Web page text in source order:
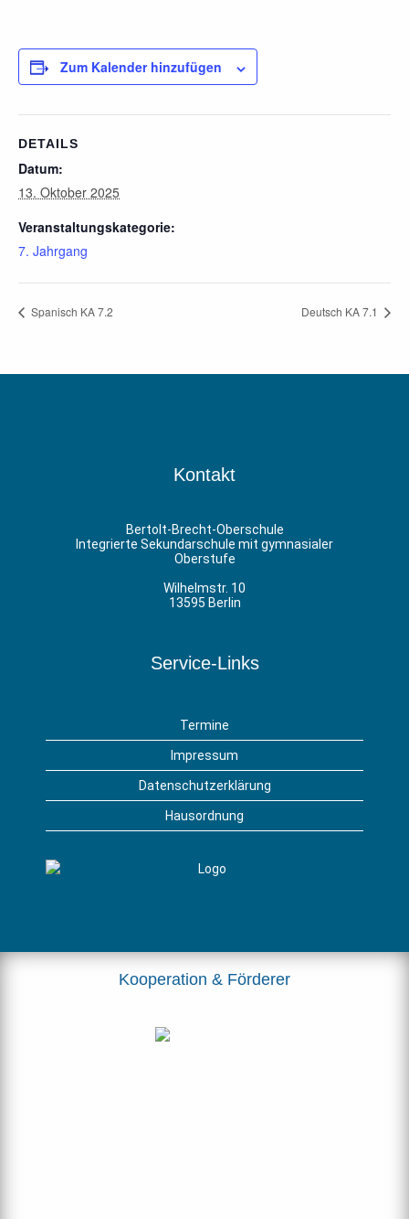
Zum Kalender hinzufügen
DETAILS
Datum:
13. Oktober 2025
Veranstaltungskategorie:
7. Jahrgang
Spanisch KA 7.2 Deutsch KA 7.1
Kontakt
Bertolt-Brecht-Oberschule
Integrierte Sekundarschule mit gymnasialer
Oberstufe
Wilhelmstr. 10
13595 Berlin
Service-Links
Termine
Impressum
Datenschutzerklärung
Hausordnung
Kooperation & Förderer